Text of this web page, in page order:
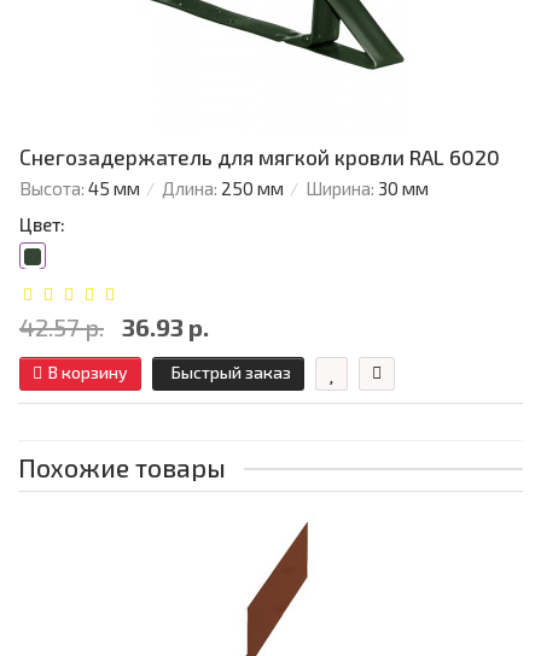
Снегозадержатель для мягкой кровли RAL 6020
Высота: 45 мм Длина: 250 мм Ширина: 30 мм
Цвет:
42.57 р. 36.93 р.
В корзину Быстрый заказ
Похожие товары